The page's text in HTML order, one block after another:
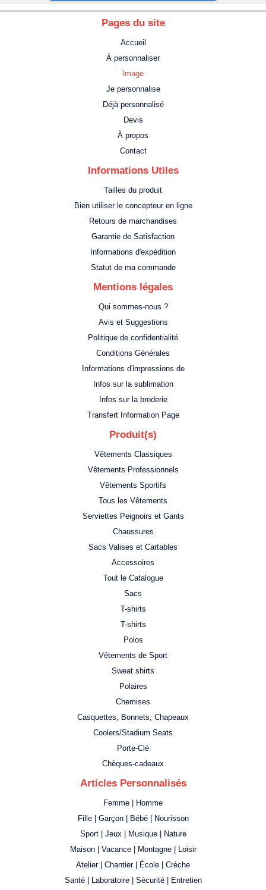
Pages du site
Accueil
À personnaliser
Image
Je personnalise
Déjà personnalisé
Devis
À propos
Contact
Informations Utiles
Tailles du produit
Bien utiliser le concepteur en ligne
Retours de marchandises
Garantie de Satisfaction
Informations d'expédition
Statut de ma commande
Mentions légales
Qui sommes-nous ?
Avis et Suggestions
Politique de confidentialité
Conditions Générales
Informations d'impressions de
Infos sur la sublimation
Infos sur la broderie
Transfert Information Page
Produit(s)
Vêtements Classiques
Vêtements Professionnels
Vêtements Sportifs
Tous les Vêtements
Serviettes Peignoirs et Gants
Chaussures
Sacs Valises et Cartables
Accessoires
Tout le Catalogue
Sacs
T-shirts
T-shirts
Polos
Vêtements de Sport
Sweat shirts
Polaires
Chemises
Casquettes, Bonnets, Chapeaux
Coolers/Stadium Seats
Porte-Clé
Chèques-cadeaux
Articles Personnalisés
Femme | Homme
Fille | Garçon | Bébé | Nourisson
Sport | Jeux | Musique | Nature
Maison | Vacance | Montagne | Loisir
Atelier | Chantier | École | Crèche
Santé | Laboratoire | Sécurité | Entretien